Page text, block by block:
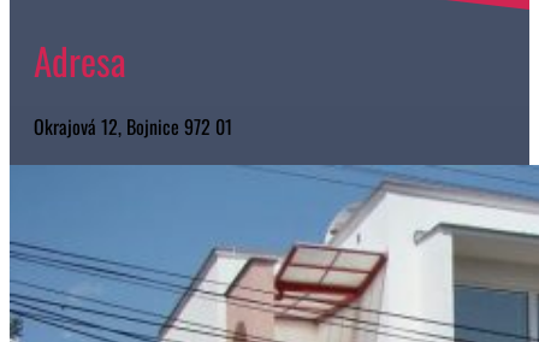
Adresa
Okrajová 12, Bojnice 972 01